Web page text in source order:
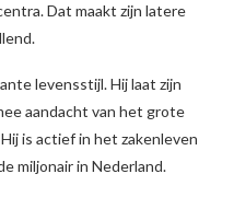
Dat maakt zijn latere
levensstijl. Hij laat zijn
aandacht van het grote
is actief in het zakenleven
miljonair in Nederland.